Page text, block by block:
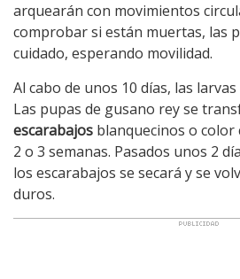
arquearán con movimientos
comprobar si están muertas, las
cuidado, esperando movilidad.
Al cabo de unos 10 días, las
Las pupas de gusano rey se
escarabajos blanquecinos o color
2 o 3 semanas. Pasados unos 2
los escarabajos se secará y se
duros.